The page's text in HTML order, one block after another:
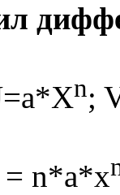
n;
= n*a*x